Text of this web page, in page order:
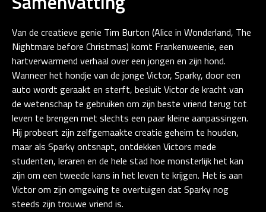
Van de creatieve genie Tim Burton (Alice in Wonderland, The
Nightmare before Christmas) komt Frankenweenie, een
hartverwarmend verhaal over een jongen en zijn hond.
Wanneer het hondje van de jonge Victor, Sparky, door een
auto wordt geraakt en sterft, besluit Victor de kracht van
de wetenschap te gebruiken om zijn beste vriend terug tot
leven te brengen met slechts een paar kleine aanpassingen.
Hij probeert zijn zelfgemaakte creatie geheim te houden,
maar als Sparky ontsnapt, ontdekken Victors mede
studenten, leraren en de hele stad hoe monsterlijk het kan
zijn om een tweede kans in het leven te krijgen. Het is aan
Victor om zijn omgeving te overtuigen dat Sparky nog
steeds zijn trouwe vriend is.